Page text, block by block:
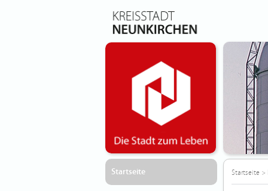
Startseite Startseite>